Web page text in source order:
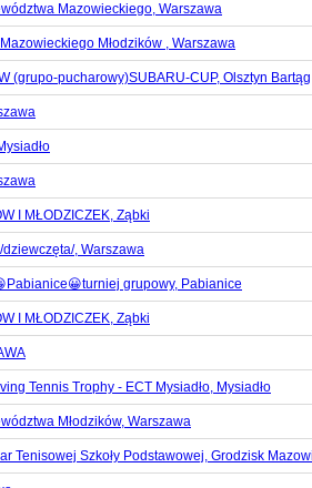
Mazowieckiego, Warszawa
Młodzików , Warszawa
(grupo-pucharowy)SUBARU-CUP, Olsztyn Bartąg
I MŁODZICZEK, Ząbki
dziewczęta/, Warszawa
grupowy, Pabianice
I MŁODZICZEK, Ząbki
Tennis Trophy - ECT Mysiadło, Mysiadło
Młodzików, Warszawa
Tenisowej Szkoły Podstawowej, Grodzisk